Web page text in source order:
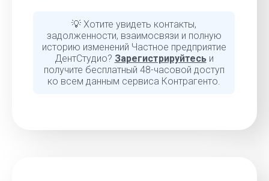
💡 Хотите увидеть контакты,
задолженности, взаимосвязи и полную
историю изменений Частное предприятие
ДентСтудио? Зарегистрируйтесьи
получите бесплатный 48-часовой доступ
ко всем данным сервиса Контрагенто.